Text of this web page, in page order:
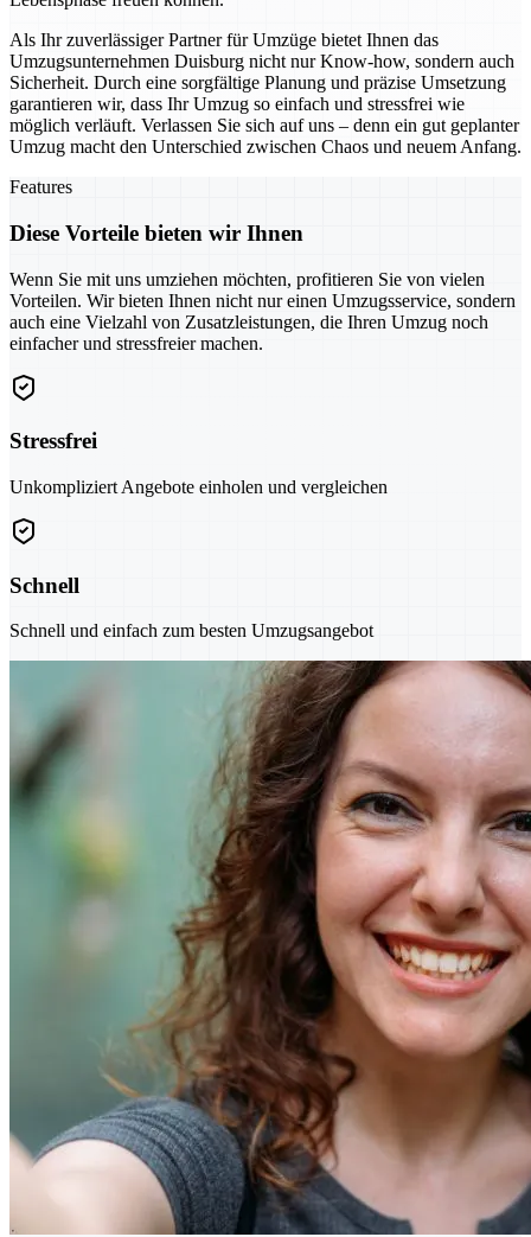
Als Ihr zuverlässiger Partner für Umzüge bietet Ihnen das
Umzugsunternehmen Duisburg nicht nur Know-how, sondern auch
Sicherheit. Durch eine sorgfältige Planung und präzise Umsetzung
garantieren wir, dass Ihr Umzug so einfach und stressfrei wie
möglich verläuft. Verlassen Sie sich auf uns – denn ein gut geplanter
Umzug macht den Unterschied zwischen Chaos und neuem Anfang.
Features
Diese Vorteile bieten wir Ihnen
Wenn Sie mit uns umziehen möchten, profitieren Sie von vielen
Vorteilen. Wir bieten Ihnen nicht nur einen Umzugsservice, sondern
auch eine Vielzahl von Zusatzleistungen, die Ihren Umzug noch
einfacher und stressfreier machen.
Stressfrei
Unkompliziert Angebote einholen und vergleichen
Schnell
Schnell und einfach zum besten Umzugsangebot